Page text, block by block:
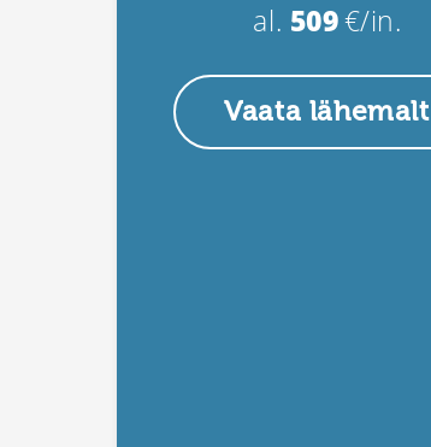
al. 509€/in.
Vaata lähemalt